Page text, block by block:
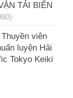
TẢI BIỂN
viên
luyện Hải
Tokyo Keiki